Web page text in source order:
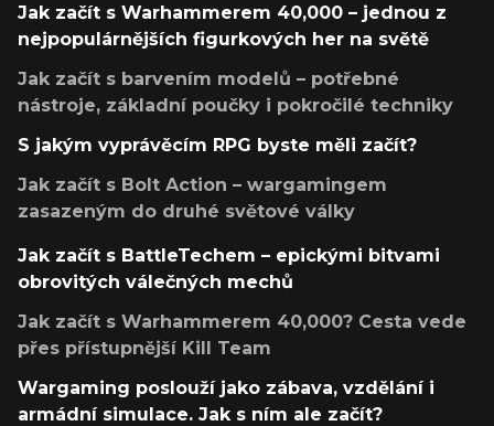
Jak začít s Warhammerem 40,000 – jednou z
nejpopulárnějších figurkových her na světě
Jak začít s barvením modelů – potřebné
nástroje, základní poučky i pokročilé techniky
S jakým vyprávěcím RPG byste měli začít?
Jak začít s Bolt Action – wargamingem
zasazeným do druhé světové války
Jak začít s BattleTechem – epickými bitvami
obrovitých válečných mechů
Jak začít s Warhammerem 40,000? Cesta vede
přes přístupnější Kill Team
Wargaming poslouží jako zábava, vzdělání i
armádní simulace. Jak s ním ale začít?